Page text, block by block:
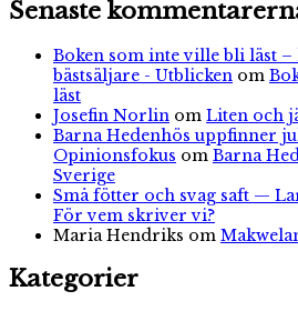
Senaste
Boken som inte ville bli läst
bästsäljare - Utblicken om
läst
Josefin Norlin om Liten och
Barna Hedenhös uppfinner
Opinionsfokus om Barna
Sverige
Små fötter och svag saft —
För vem skriver vi?
Maria Hendriks om
Kategorier